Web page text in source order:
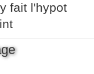
fait l'hypot